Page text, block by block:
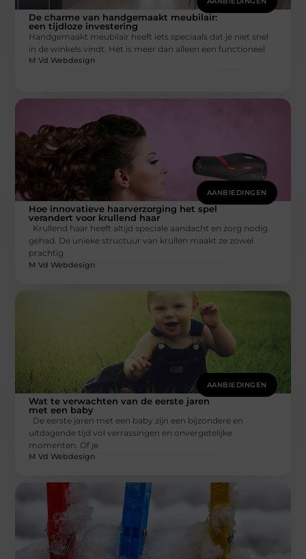
De charme van handgemaakt meubilair:
een tijdloze investering
Handgemaakt meubilair heeft iets speciaals dat je niet snel
in de winkels vindt. Het is meer dan alleen een functioneel
M Vd Webdesign
AANBIEDINGEN
Hoe innovatieve haarverzorging het spel
verandert voor krullend haar
Krullend haar heeft altijd speciale aandacht en zorg nodig
gehad. De unieke structuur van krullen maakt ze zowel
prachtig
M Vd Webdesign
AANBIEDINGEN
Wat te verwachten van de eerste jaren
met een baby
De eerste jaren met een baby zijn een bijzondere en
uitdagende tijd vol verrassingen en onvergetelijke
momenten. Of je
M Vd Webdesign